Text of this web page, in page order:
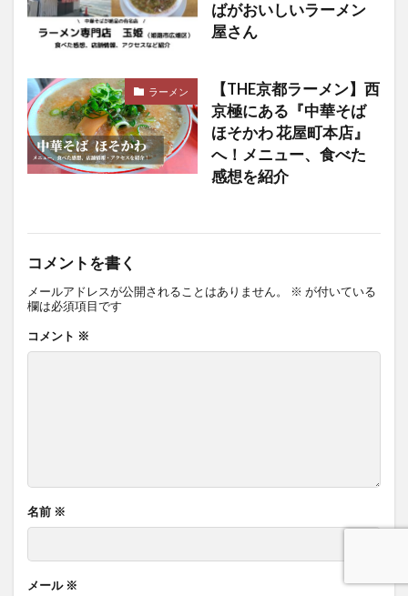
ばがおいしいラーメン
屋さん
ラーメン
【THE京都ラーメン】西
京極にある『中華そば
ほそかわ 花屋町本店』
へ！メニュー、食べた
感想を紹介
コメントを書く
メールアドレスが公開されることはありません。 ※ が付いている
欄は必須項目です
コメント ※
名前 ※
メール ※